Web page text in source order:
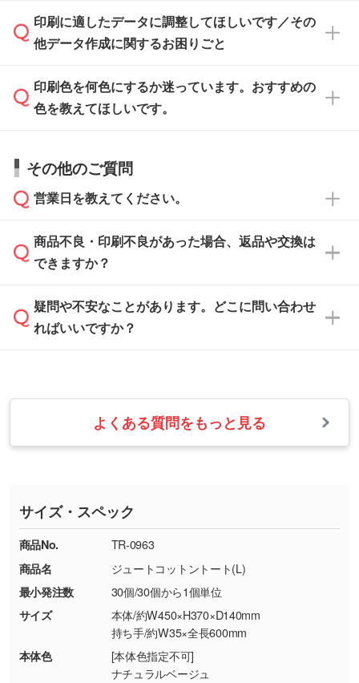
ご入稿後は経験豊富なスタッフがデータに不備
がないかチェックし、お客様と確認してから印
刷に進みますので、ご安心ください。
入稿用のテンプレートはPDF形式ですが、
IllustratorやPhotoshopで開いてご利用いただけ
方」をご確認ください。
印刷に適したデータ・解像度かどうか、担当ス
タッフが事前に確認いたします。
ムへ添付いただくか、担当スタッフ宛にメール
でお送りください。
い合わせください。
なお、印刷用データの作り方に関する詳細は、
印刷に適したデータに調整してほしいです／その
他データ作成に関するお困りごと
データ作成でお困りの際には、担当スタッフが
サポートいたしますのでお気軽にご相談くださ
から添付してお送りください。
しい
解像度の低い画像や、手書きのイラスト、写真
などを、印刷に適したベクターデータに変換し
・フルカラーデータを1色に変換してほしい
・1色印刷でグラデーションや濃淡を表現した
い
す。→詳しく見る
・コーポレートカラーを使って印刷したい／印
刷色にこだわりがある
DIC・PANTONEなどのカラーチップの指定や、
現物支給による色指定も承っております。→
・背景がある画像からキャラクター部分だけを
印刷色を何色にするか迷っています。おすすめの
色を教えてほしいです。
お見積・ご注文・
相談いただきますと、担当スタッフがお客様の
ご希望や商品の本体色を確認し、印刷色をご提
本体色がブラック、ネイビーなど濃色の場合は
白色か淡い色の印刷色をおすすめしておりま
本体色がナチュラルなど淡色の場合、印刷をく
っきりと目立たせたいときは濃い印刷色が、柔
らかい雰囲気にしたいときは淡い印刷色が映え
また、お選びいただいた印刷色が本体色に合わ
ない場合や仕上がりに影響しそうな場合は、ス
タッフから別の色をご案内することもございま
その他のご質問
営業日を教えてください。
営業日は平日の10:00～18:00で、土日祝日はお
休みとなります。注文・見積・お問い合わせ
速やかに対応いたします。
商品不良・印刷不良があった場合、返品や交換は
できますか？
お手数をお掛けいたしますが、至急担当スタッ
フまでご連絡ください。商品の状況を確認し、
・お届け時に商品が損傷・故障している場合
・ご注文と異なる商品が届いた場合
・印刷不良があった場合
※詳しくは「商品の良品基準について
ください。
【返品・交換ができない場合】
・お客様の元で商品を加工された場合、または
商品が破損した場合
・商品到着後7日以上経過している場合
・お客様のご都合による返品・交換依頼(商
品・色・数量などの注文間違い等)
疑問や不安なことがあります。どこに問い合わせ
ればいいですか？
業日以内に担当スタッフよりメールにてご連絡
いたします。
お急ぎの場合はお電話でのご質問も受け付けて
TEL：0422-29-9911 営業時間10:00～
18:00(土日祝日除く)
よくある質問をもっと見る
サイズ・スペック
商品No.
TR-0963
商品名
ジュートコットントート(L)
最小発注数
30個/30個から1個単位
サイズ
本体/約W450×H370×D140mm
持ち手/約W35×全長600mm
本体色
[本体色指定不可]
ナチュラルベージュ